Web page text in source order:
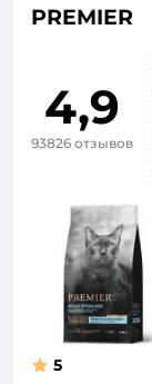
PREMIER
4,9
93826 отзывов
5